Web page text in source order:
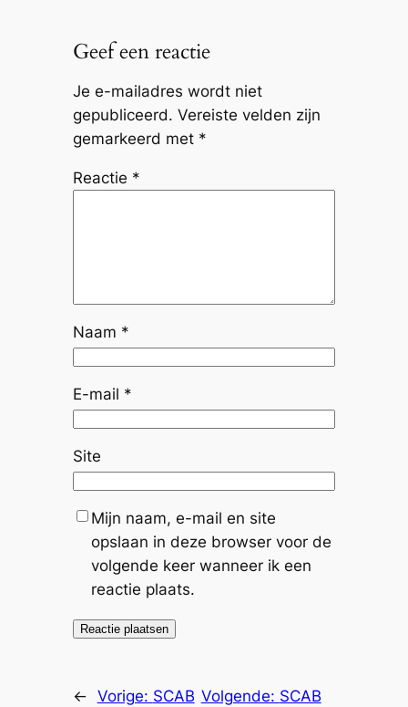
Geef een reactie
Je e-mailadres wordt niet
gepubliceerd. Vereiste velden zijn
gemarkeerd met *
Reactie *
Naam *
E-mail *
Site
Mijn naam, e-mail en site
opslaan in deze browser voor de
volgende keer wanneer ik een
reactie plaats.
← Vorige: SCAB Volgende: SCAB